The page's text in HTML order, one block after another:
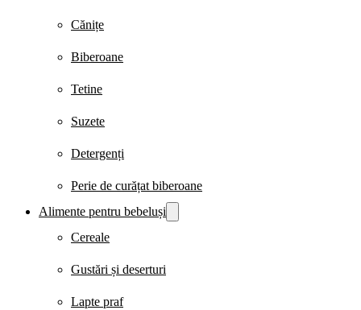
Cănițe
Biberoane
Tetine
Suzete
Detergenți
Perie de curățat biberoane
Alimente pentru bebeluși
Cereale
Gustări și deserturi
Lapte praf